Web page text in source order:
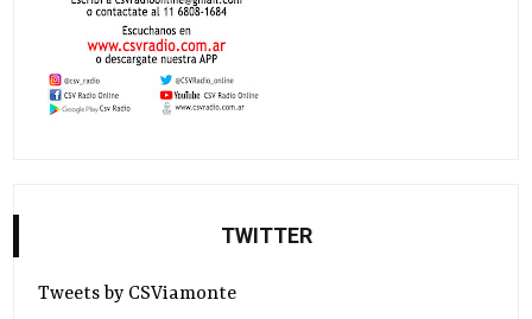
TWITTER
Tweets by CSViamonte